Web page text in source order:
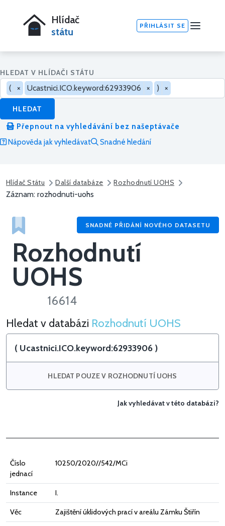
Hlídač
státu
PŘIHLÁSIT SE
HLEDAT V HLÍDAČI STÁTU
( × Ucastnici.ICO.keyword:62933906 × ) ×
HLEDAT
Přepnout na vyhledávání bez našeptávače
Nápověda jak vyhledávat
Snadné hledání
Hlídač Státu Další databáze Rozhodnutí UOHS
Záznam: rozhodnuti-uohs
SNADNÉ PŘIDÁNÍ NOVÉHO DATASETU
Rozhodnutí
UOHS
16614
Hledat v Rozhodnutí UOHS
Hledat v databázi Rozhodnutí UOHS
HLEDAT POUZE V ROZHODNUTÍ UOHS
Jak vyhledávat v této databázi?
Číslo
jednací
10250/2020//542/MCi
Instance I.
Věc Zajištění úklidových prací v areálu Zámku Štiřín